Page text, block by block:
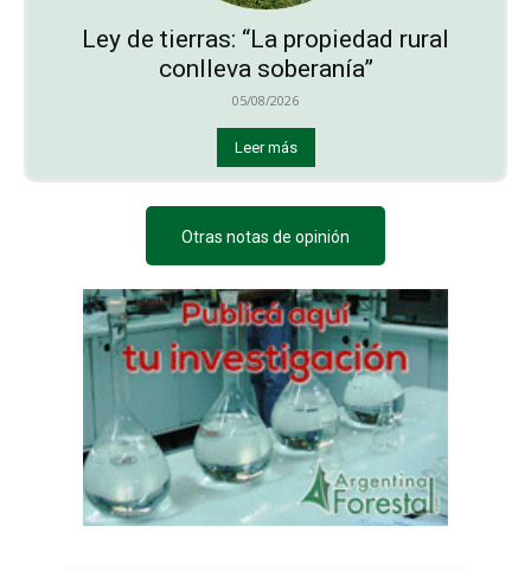
Ley de tierras: “La propiedad rural
conlleva soberanía”
05/08/2026
Leer más
Otras notas de opinión